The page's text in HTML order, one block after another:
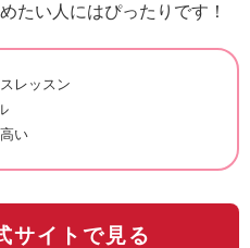
たい人にはぴったりです！
レッスン
い
サイトで見る